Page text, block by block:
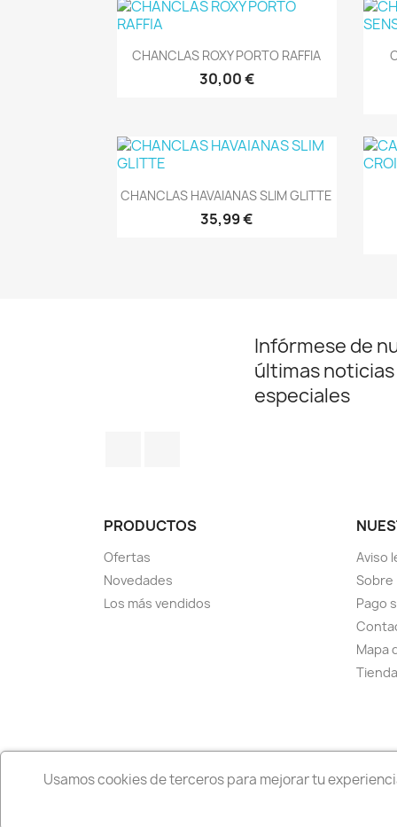
Vista rápida
CHANCLAS ROXY PORTO RAFFIA
30,00 €
Vista rápida
CHANCLAS HAVAIANAS SLIM GLITTE
35,99 €
Infórmese de
últimas
especiales
PRODUCTOS
Ofertas
Novedades
Los más vendidos
Aviso
Pago
Mapa
Política de privacidad
Usamos cookies de terceros para mejorar tu